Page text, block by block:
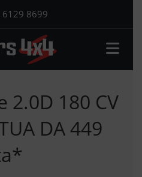
8699
2.0D 180 CV
DA 449